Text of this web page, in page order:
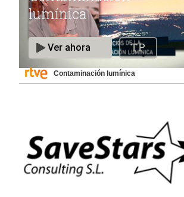
Contaminación lumínica